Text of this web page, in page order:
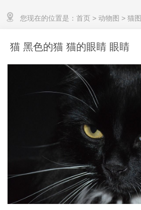
您现在的位置是： 首页 > 动物图 > 猫图
猫 黑色的猫 猫的眼睛 眼睛